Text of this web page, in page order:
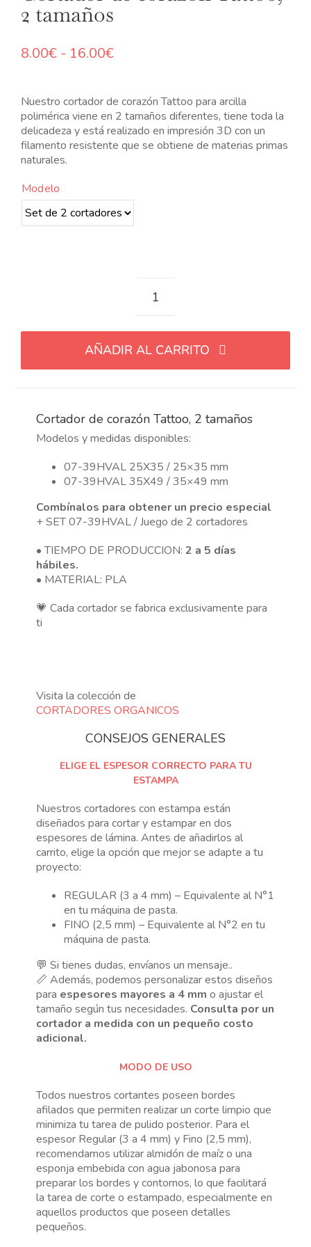
2 tamaños
8.00€ - 16.00€Rango
desde
8.00€
hasta
16.00€
Nuestro cortador de corazón Tattoo para arcilla
polimérica viene en 2 tamaños diferentes, tiene toda la
delicadeza y está realizado en impresión 3D con un
filamento resistente que se obtiene de materias primas
naturales.
Modelo
Cortador
Tattoo,
2
tamaños
AÑADIR AL CARRITO
Cortador de corazón Tattoo, 2 tamaños
Modelos y medidas disponibles:
07-39HVAL 25X35 / 25×35 mm
07-39HVAL 35X49 / 35×49 mm
Combínalos para obtener un precio especial
+ SET 07-39HVAL / Juego de 2 cortadores
• TIEMPO DE PRODUCCION:2 a 5 días
hábiles.
• MATERIAL: PLA
💗 Cada cortador se fabrica exclusivamente para
ti
Visita la colección de
CORTADORES ORGANICOS
CONSEJOS GENERALES
ELIGE EL ESPESOR CORRECTO PARA TU
ESTAMPA
Nuestros cortadores con estampa están
diseñados para cortar y estampar en dos
espesores de lámina. Antes de añadirlos al
carrito, elige la opción que mejor se adapte a tu
proyecto:
REGULAR (3 a 4 mm) – Equivalente al N°1
en tu máquina de pasta.
FINO (2,5 mm) – Equivalente al N°2 en tu
máquina de pasta.
💬 Si tienes dudas, envíanos un mensaje..
📏 Además, podemos personalizar estos diseños
para espesores mayores a 4 mm o ajustar el
tamaño según tus necesidades. Consulta por un
cortador a medida con un pequeño costo
adicional.
MODO DE USO
Todos nuestros cortantes poseen bordes
afilados que permiten realizar un corte limpio que
minimiza tu tarea de pulido posterior. Para el
espesor Regular (3 a 4 mm) y Fino (2,5 mm),
recomendamos utilizar almidón de maíz o una
esponja embebida con agua jabonosa para
preparar los bordes y contornos, lo que facilitará
la tarea de corte o estampado, especialmente en
aquellos productos que poseen detalles
pequeños.